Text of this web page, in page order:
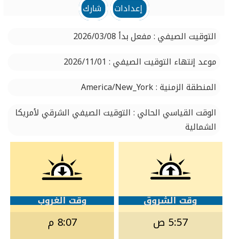
إعدادات
شارك
التوقيت الصيفي : مفعل بدأ 2026/03/08
موعد إنتهاء التوقيت الصيفي : 2026/11/01
المنطقة الزمنية : America/New_York
الوقت القياسي الحالي : التوقيت الصيفي الشرقي لأمريكا
الشمالية
وقت الشروق
5:57 ص
وقت الغروب
8:07 م